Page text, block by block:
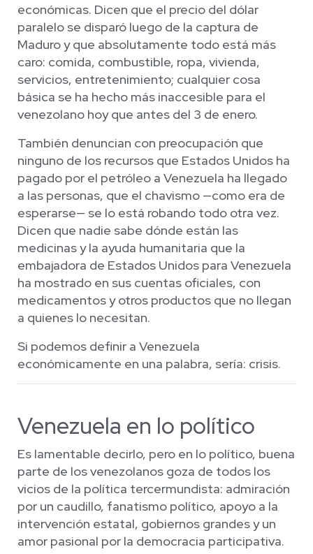
económicas. Dicen que el precio del dólar
paralelo se disparó luego de la captura de
Maduro y que absolutamente todo está más
caro: comida, combustible, ropa, vivienda,
servicios, entretenimiento; cualquier cosa
básica se ha hecho más inaccesible para el
venezolano hoy que antes del 3 de enero.
También denuncian con preocupación que
ninguno de los recursos que Estados Unidos ha
pagado por el petróleo a Venezuela ha llegado
a las personas, que el chavismo —como era de
esperarse— se lo está robando todo otra vez.
Dicen que nadie sabe dónde están las
medicinas y la ayuda humanitaria que la
embajadora de Estados Unidos para Venezuela
ha mostrado en sus cuentas oficiales, con
medicamentos y otros productos que no llegan
a quienes lo necesitan.
Si podemos definir a Venezuela
económicamente en una palabra, sería: crisis.
Venezuela en lo político
Es lamentable decirlo, pero en lo político, buena
parte de los venezolanos goza de todos los
vicios de la política tercermundista: admiración
por un caudillo, fanatismo político, apoyo a la
intervención estatal, gobiernos grandes y un
amor pasional por la democracia participativa.